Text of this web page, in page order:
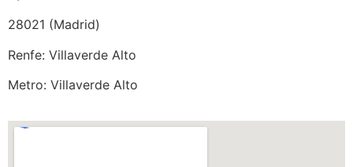
28021 (Madrid)
Renfe: Villaverde Alto
Metro: Villaverde Alto